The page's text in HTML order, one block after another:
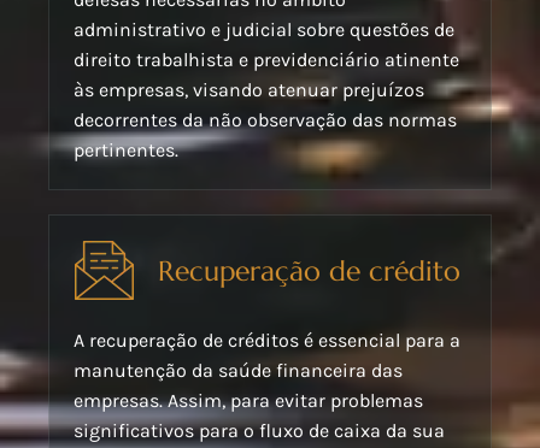
administrativo e judicial sobre questões de
direito trabalhista e previdenciário atinente
às empresas, visando atenuar prejuízos
decorrentes da não observação das normas
pertinentes.
Recuperação de crédito
A recuperação de créditos é essencial para a
manutenção da saúde financeira das
empresas. Assim, para evitar problemas
significativos para o fluxo de caixa da sua